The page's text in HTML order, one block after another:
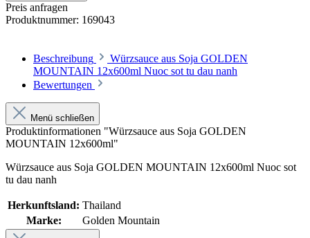
Preis anfragen
Produktnummer: 169043
Beschreibung
Würzsauce aus Soja GOLDEN
MOUNTAIN 12x600ml Nuoc sot tu dau nanh
Bewertungen
Menü schließen
Produktinformationen "Würzsauce aus Soja GOLDEN
MOUNTAIN 12x600ml"
Würzsauce aus Soja GOLDEN MOUNTAIN 12x600ml Nuoc sot
tu dau nanh
Herkunftsland: Thailand
Marke:
Golden Mountain